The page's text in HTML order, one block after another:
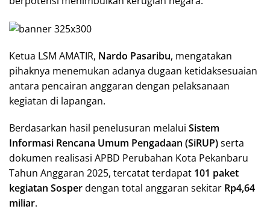
Ketua LSM AMATIR, Nardo Pasaribu, mengatakan
pihaknya menemukan adanya dugaan ketidaksesuaian
antara pencairan anggaran dengan pelaksanaan
kegiatan di lapangan.
Berdasarkan hasil penelusuran melalui Sistem
Informasi Rencana Umum Pengadaan (SiRUP)serta
dokumen realisasi APBD Perubahan Kota Pekanbaru
Tahun Anggaran 2025, tercatat terdapat 101 paket
kegiatan Sosperdengan total anggaran sekitar Rp4,64
miliar.